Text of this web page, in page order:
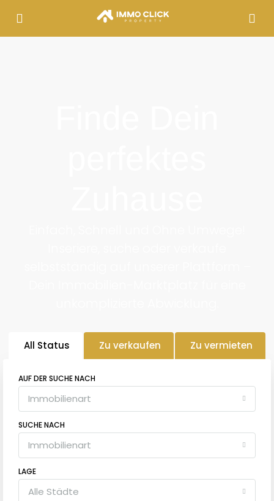
All Status Zu verkaufen Zu vermieten
AUF DER SUCHE NACH
Immobilienart
SUCHE NACH
Immobilienart
LAGE
Alle Städte